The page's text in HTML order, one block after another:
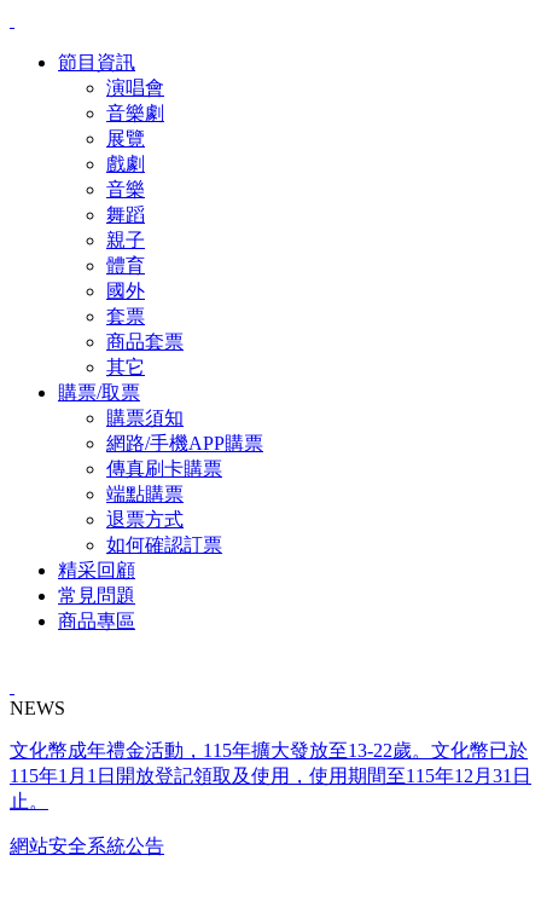
節目資訊
演唱會
音樂劇
展覽
戲劇
音樂
舞蹈
親子
體育
國外
套票
商品套票
其它
購票/取票
購票須知
網路/手機APP購票
傳真刷卡購票
端點購票
退票方式
如何確認訂票
精采回顧
常見問題
商品專區
NEWS
文化幣成年禮金活動，115年擴大發放至13-22歲。文化幣已於
115年1月1日開放登記領取及使用，使用期間至115年12月31日
止。
網站安全系統公告